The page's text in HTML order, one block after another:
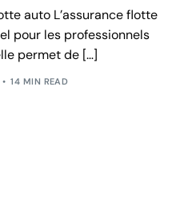
auto L’assurance flotte
pour les professionnels
permet de […]
14 MIN READ